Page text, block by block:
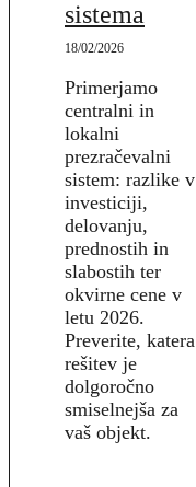
sistema
18/02/2026
Primerjamo
centralni in
lokalni
prezračevalni
sistem: razlike v
investiciji,
delovanju,
prednostih in
slabostih ter
okvirne cene v
letu 2026.
Preverite, katera
rešitev je
dolgoročno
smiselnejša za
vaš objekt.